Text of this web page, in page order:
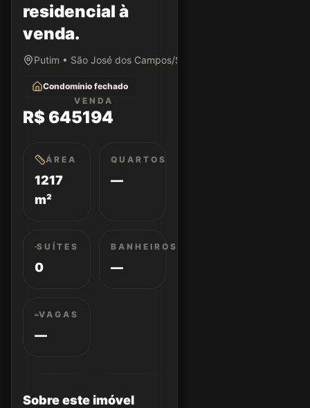
residencial à
venda.
Putim • São José dos Campos/SP
Condomínio fechado
VENDA
R$ 645194
ÁREA
1217
m²
QUARTOS
—
SUÍTES
0
BANHEIROS
—
VAGAS
—
Sobre este imóvel